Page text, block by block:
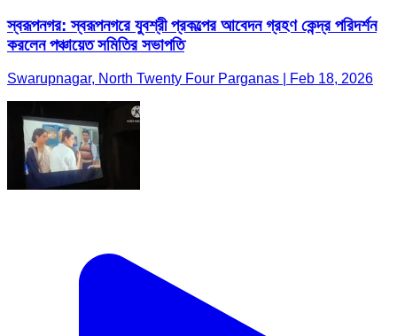
স্বরূপনগর: স্বরূপনগরে যুবশ্রী প্রকল্পের আবেদন গ্রহণ কেন্দ্র পরিদর্শন
করলেন পঞ্চায়েত সমিতির সভাপতি
Swarupnagar, North Twenty Four Parganas | Feb 18, 2026